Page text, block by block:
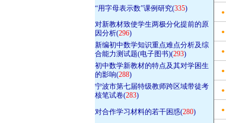
“用字母表示数”课例研究(335)
对新教材致使学生两极分化提前的原
因分析(296)
新编初中数学知识重点难点分析及综
合能力测试题(电子图书)(293)
初中数学新教材的特点及其对学困生
的影响(288)
宁波市第七届特级教师跨区域带徒考
核笔试卷(283)
对合作学习材料的若干困惑(280)
●
●
●
●
●
●